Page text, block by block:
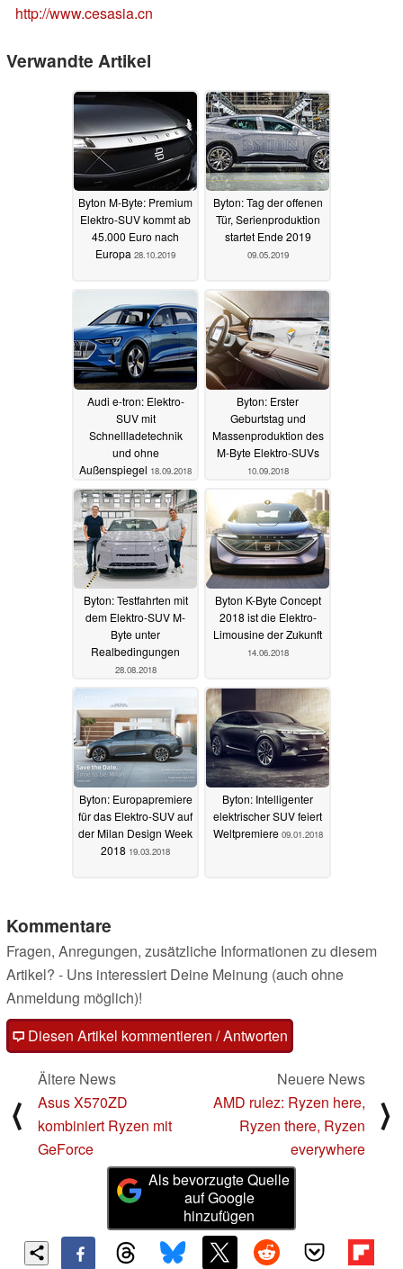
http://www.cesasia.cn
Verwandte Artikel
Byton M-Byte: Premium
Elektro-SUV kommt ab
45.000 Euro nach
Europa 28.10.2019
Byton: Tag der offenen
Tür, Serienproduktion
startet Ende 2019
09.05.2019
Audi e-tron: Elektro-
SUV mit
Schnellladetechnik
und ohne
Außenspiegel 18.09.2018
Byton: Erster
Geburtstag und
Massenproduktion des
M-Byte Elektro-SUVs
10.09.2018
Byton: Testfahrten mit
dem Elektro-SUV M-
Byte unter
Realbedingungen
28.08.2018
Byton K-Byte Concept
2018 ist die Elektro-
Limousine der Zukunft
14.06.2018
Byton: Europapremiere
für das Elektro-SUV auf
der Milan Design Week
2018 19.03.2018
Byton: Intelligenter
elektrischer SUV feiert
Weltpremiere 09.01.2018
Kommentare
Fragen, Anregungen, zusätzliche Informationen zu diesem
Artikel? - Uns interessiert Deine Meinung (auch ohne
Anmeldung möglich)!
Diesen Artikel kommentieren / Antworten
⟨
Ältere News
Asus X570ZD
kombiniert Ryzen mit
GeForce
Neuere News
AMD rulez: Ryzen here,
Ryzen there, Ryzen
everywhere
⟩
Als bevorzugte Quelle
auf Google
hinzufügen